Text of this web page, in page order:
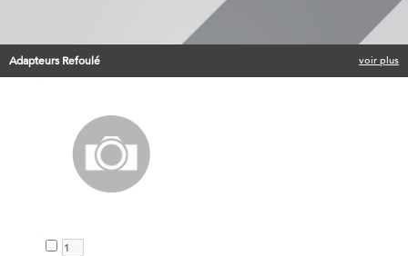
Adapteurs Refoulé voir plus